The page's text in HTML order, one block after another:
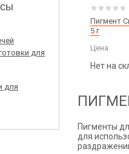
для
для
Пигмент
5 г
Цена
Нет на
Пигменты
для